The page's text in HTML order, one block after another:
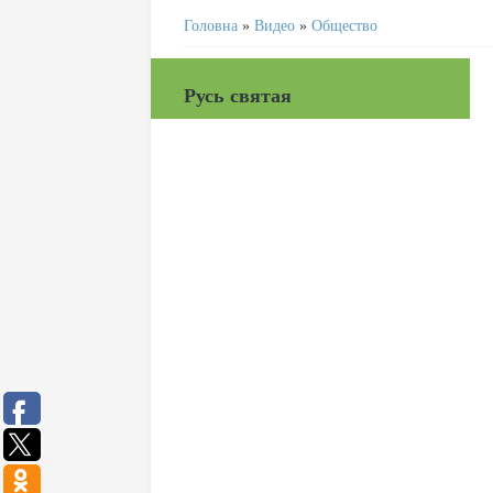
Головна » Видео » Общество
Русь святая